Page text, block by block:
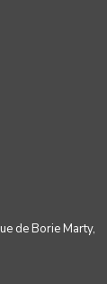
de Borie Marty,